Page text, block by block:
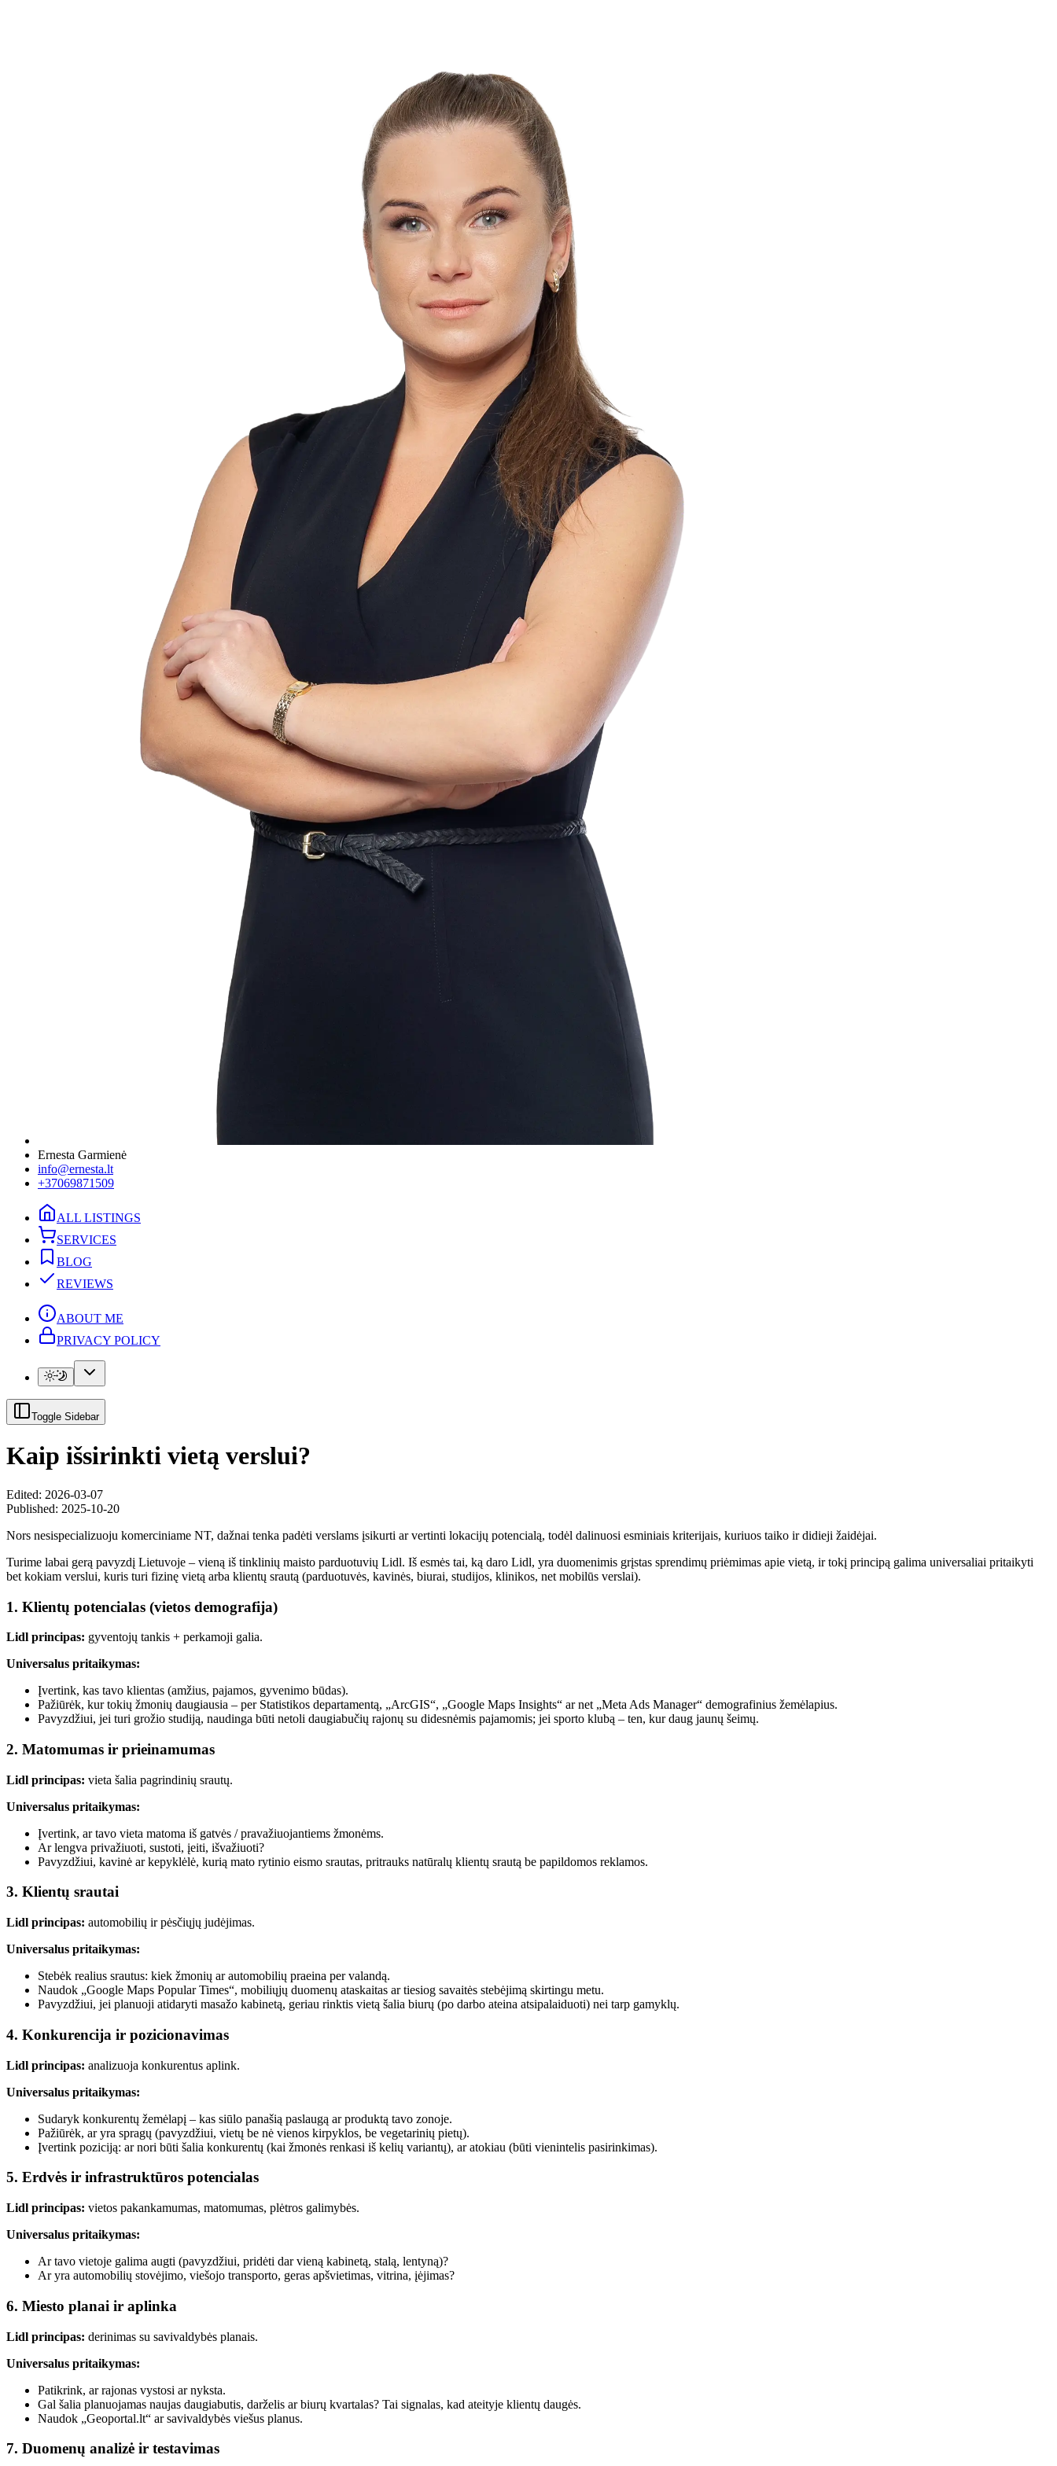
Ernesta Garmienė
info@ernesta.lt
+37069871509
ALL LISTINGS
SERVICES
BLOG
REVIEWS
ABOUT ME
PRIVACY POLICY
Toggle Sidebar
Kaip išsirinkti vietą verslui?
Edited: 2026-03-07
Published: 2025-10-20
Nors nesispecializuoju komerciniame NT, dažnai tenka padėti verslams įsikurti ar vertinti lokacijų potencialą, todėl dalinuosi esminiais kriterijais, kuriuos taiko ir didieji žaidėjai.
Turime labai gerą pavyzdį Lietuvoje – vieną iš tinklinių maisto parduotuvių Lidl. Iš esmės tai, ką daro Lidl, yra duomenimis grįstas sprendimų priėmimas apie vietą, ir tokį principą galima universaliai pritaikyti
bet kokiam verslui, kuris turi fizinę vietą arba klientų srautą (parduotuvės, kavinės, biurai, studijos, klinikos, net mobilūs verslai).
1. Klientų potencialas (vietos demografija)
Lidl principas: gyventojų tankis + perkamoji galia.
Universalus pritaikymas:
Įvertink, kas tavo klientas (amžius, pajamos, gyvenimo būdas).
Pažiūrėk, kur tokių žmonių daugiausia – per Statistikos departamentą, „ArcGIS“, „Google Maps Insights“ ar net „Meta Ads Manager“ demografinius žemėlapius.
Pavyzdžiui, jei turi grožio studiją, naudinga būti netoli daugiabučių rajonų su didesnėmis pajamomis; jei sporto klubą – ten, kur daug jaunų šeimų.
2. Matomumas ir prieinamumas
Lidl principas: vieta šalia pagrindinių srautų.
Universalus pritaikymas:
Įvertink, ar tavo vieta matoma iš gatvės / pravažiuojantiems žmonėms.
Ar lengva privažiuoti, sustoti, įeiti, išvažiuoti?
Pavyzdžiui, kavinė ar kepyklėlė, kurią mato rytinio eismo srautas, pritrauks natūralų klientų srautą be papildomos reklamos.
3. Klientų srautai
Lidl principas: automobilių ir pėsčiųjų judėjimas.
Universalus pritaikymas:
Stebėk realius srautus: kiek žmonių ar automobilių praeina per valandą.
Naudok „Google Maps Popular Times“, mobiliųjų duomenų ataskaitas ar tiesiog savaitės stebėjimą skirtingu metu.
Pavyzdžiui, jei planuoji atidaryti masažo kabinetą, geriau rinktis vietą šalia biurų (po darbo ateina atsipalaiduoti) nei tarp gamyklų.
4. Konkurencija ir pozicionavimas
Lidl principas: analizuoja konkurentus aplink.
Universalus pritaikymas:
Sudaryk konkurentų žemėlapį – kas siūlo panašią paslaugą ar produktą tavo zonoje.
Pažiūrėk, ar yra spragų (pavyzdžiui, vietų be nė vienos kirpyklos, be vegetarinių pietų).
Įvertink poziciją: ar nori būti šalia konkurentų (kai žmonės renkasi iš kelių variantų), ar atokiau (būti vienintelis pasirinkimas).
5. Erdvės ir infrastruktūros potencialas
Lidl principas: vietos pakankamumas, matomumas, plėtros galimybės.
Universalus pritaikymas:
Ar tavo vietoje galima augti (pavyzdžiui, pridėti dar vieną kabinetą, stalą, lentyną)?
Ar yra automobilių stovėjimo, viešojo transporto, geras apšvietimas, vitrina, įėjimas?
6. Miesto planai ir aplinka
Lidl principas: derinimas su savivaldybės planais.
Universalus pritaikymas:
Patikrink, ar rajonas vystosi ar nyksta.
Gal šalia planuojamas naujas daugiabutis, darželis ar biurų kvartalas? Tai signalas, kad ateityje klientų daugės.
Naudok „Geoportal.lt“ ar savivaldybės viešus planus.
7. Duomenų analizė ir testavimas